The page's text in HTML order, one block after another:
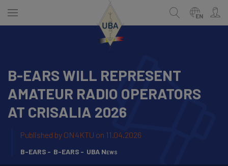
EN
ENGLISH
NEDERLANDS
FRANÇAIS
Search
B-EARS WILL REPRESENT
AMATEUR RADIO OPERATORS
AT CRISALIA 2026
Published by ON4KTU on 11.04.2026
B-EARS B-EARS UBA News